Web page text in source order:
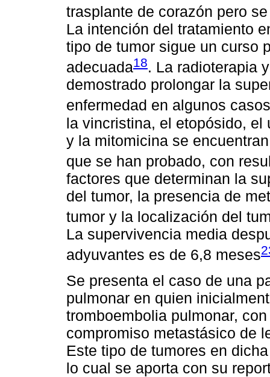
trasplante de corazón pero
La intención del tratamiento
tipo de tumor sigue un curso
adecuada18. La radioterapia
demostrado prolongar la
enfermedad en algunos casos
la vincristina, el etopósido,
y la mitomicina se
que se han probado, con
factores que determinan la
del tumor, la presencia de
tumor y la localización del
La supervivencia media
adyuvantes es de 6,8 meses
Se presenta el caso de una
pulmonar en quien
tromboembolia pulmonar,
compromiso metastásico de
Este tipo de tumores en
lo cual se aporta con su